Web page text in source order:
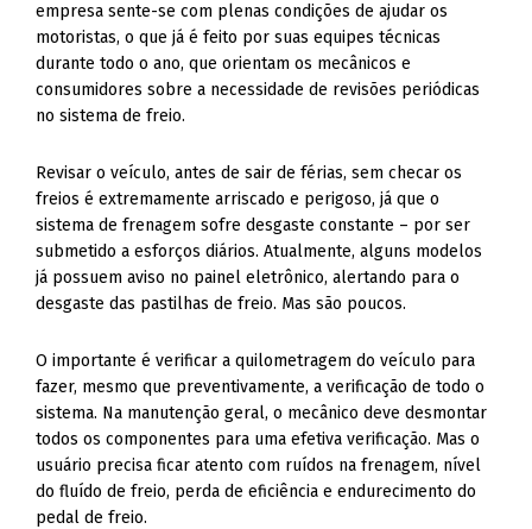
empresa sente-se com plenas condições de ajudar os
motoristas, o que já é feito por suas equipes técnicas
durante todo o ano, que orientam os mecânicos e
consumidores sobre a necessidade de revisões periódicas
no sistema de freio.
Revisar o veículo, antes de sair de férias, sem checar os
freios é extremamente arriscado e perigoso, já que o
sistema de frenagem sofre desgaste constante – por ser
submetido a esforços diários. Atualmente, alguns modelos
já possuem aviso no painel eletrônico, alertando para o
desgaste das pastilhas de freio. Mas são poucos.
O importante é verificar a quilometragem do veículo para
fazer, mesmo que preventivamente, a verificação de todo o
sistema. Na manutenção geral, o mecânico deve desmontar
todos os componentes para uma efetiva verificação. Mas o
usuário precisa ficar atento com ruídos na frenagem, nível
do fluído de freio, perda de eficiência e endurecimento do
pedal de freio.